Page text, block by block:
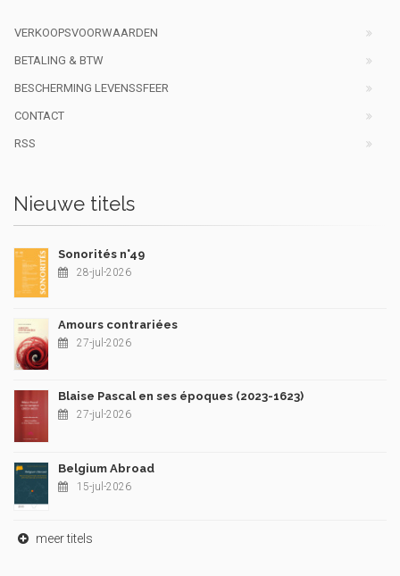
VERKOOPSVOORWAARDEN
BETALING & BTW
BESCHERMING LEVENSSFEER
CONTACT
RSS
Nieuwe titels
Sonorités n°49
28-jul-2026
Amours contrariées
27-jul-2026
Blaise Pascal en ses époques (2023-1623)
27-jul-2026
Belgium Abroad
15-jul-2026
meer titels